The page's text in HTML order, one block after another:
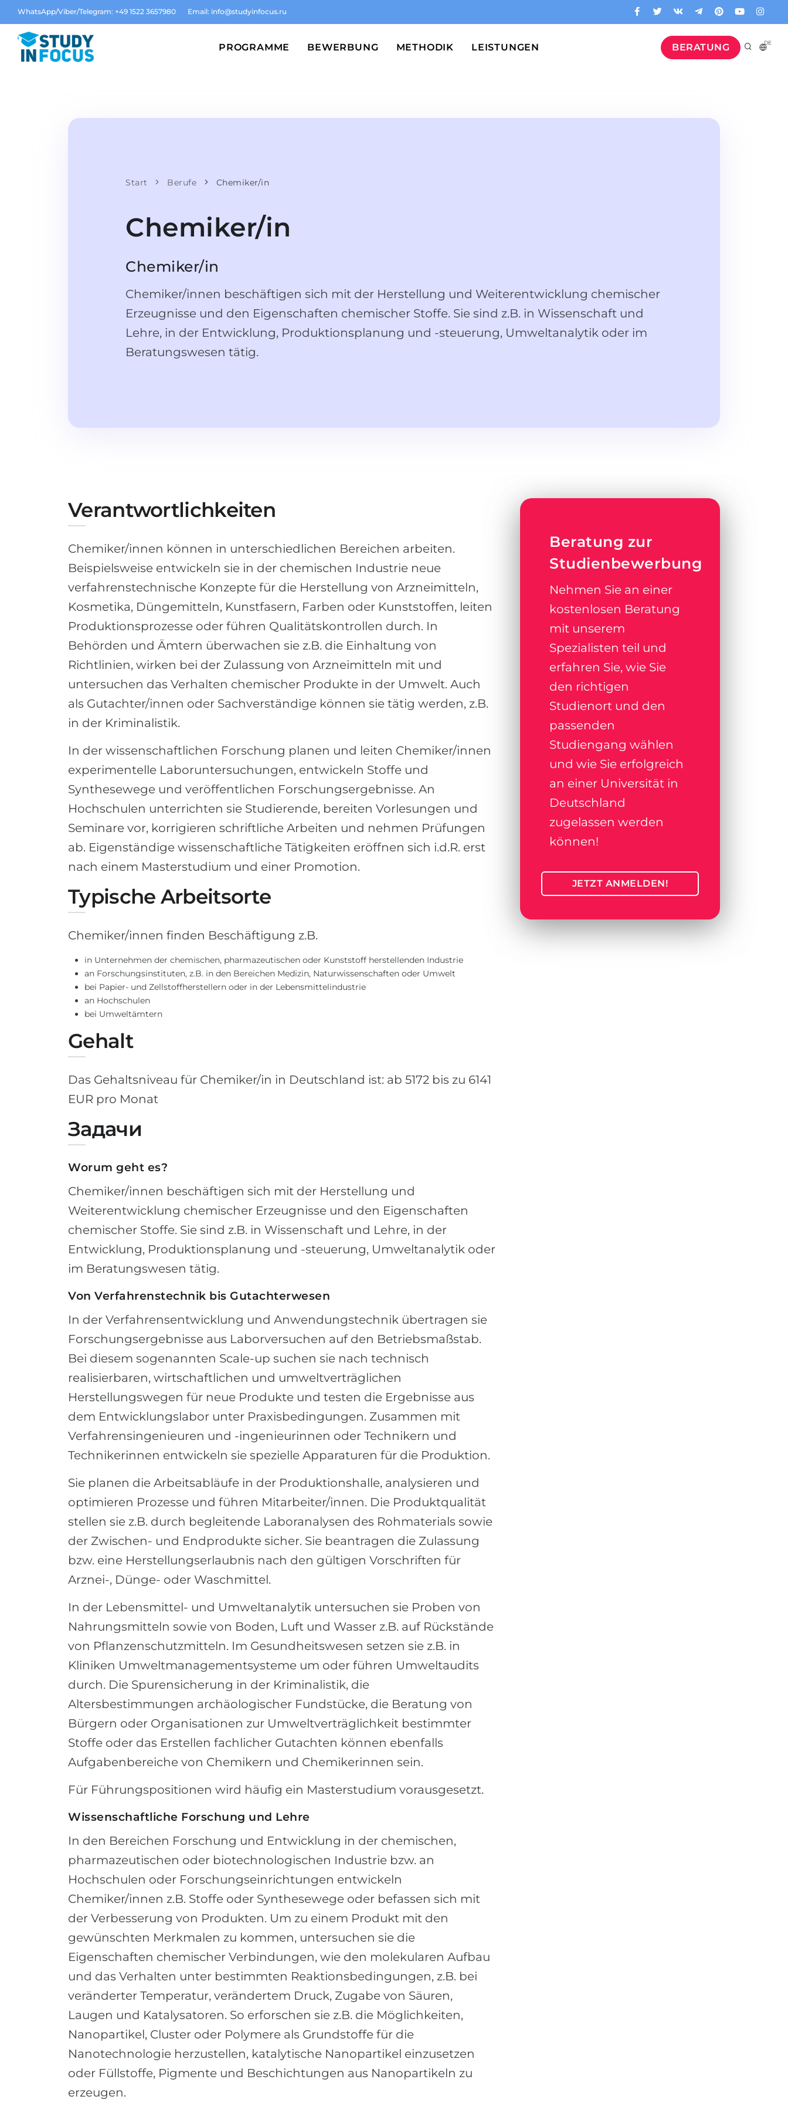
WhatsApp/Viber/Telegram: +49 1522 3657980 Email: info@studyinfocus.ru
BERATUNG DE
PROGRAMME BEWERBUNG METHODIK LEISTUNGEN
Start Berufe Chemiker/in
Chemiker/in
Chemiker/in
Chemiker/innen beschäftigen sich mit der Herstellung und Weiterentwicklung chemischer
Erzeugnisse und den Eigenschaften chemischer Stoffe. Sie sind z.B. in Wissenschaft und
Lehre, in der Entwicklung, Produktionsplanung und -steuerung, Umweltanalytik oder im
Beratungswesen tätig.
Verantwortlichkeiten
Chemiker/innen können in unterschiedlichen Bereichen arbeiten.
Beispielsweise entwickeln sie in der chemischen Industrie neue
verfahrenstechnische Konzepte für die Herstellung von Arzneimitteln,
Kosmetika, Düngemitteln, Kunstfasern, Farben oder Kunststoffen, leiten
Produktionsprozesse oder führen Qualitätskontrollen durch. In
Behörden und Ämtern überwachen sie z.B. die Einhaltung von
Richtlinien, wirken bei der Zulassung von Arzneimitteln mit und
untersuchen das Verhalten chemischer Produkte in der Umwelt. Auch
als Gutachter/innen oder Sachverständige können sie tätig werden, z.B.
in der Kriminalistik.
In der wissenschaftlichen Forschung planen und leiten Chemiker/innen
experimentelle Laboruntersuchungen, entwickeln Stoffe und
Synthesewege und veröffentlichen Forschungsergebnisse. An
Hochschulen unterrichten sie Studierende, bereiten Vorlesungen und
Seminare vor, korrigieren schriftliche Arbeiten und nehmen Prüfungen
ab. Eigenständige wissenschaftliche Tätigkeiten eröffnen sich i.d.R. erst
nach einem Masterstudium und einer Promotion.
Typische Arbeitsorte
Chemiker/innen finden Beschäftigung z.B.
in Unternehmen der chemischen, pharmazeutischen oder Kunststoff herstellenden Industrie
an Forschungsinstituten, z.B. in den Bereichen Medizin, Naturwissenschaften oder Umwelt
bei Papier- und Zellstoffherstellern oder in der Lebensmittelindustrie
an Hochschulen
bei Umweltämtern
Gehalt
Das Gehaltsniveau für Chemiker/in in Deutschland ist: ab 5172 bis zu 6141
EUR pro Monat
Задачи
Worum geht es?
Chemiker/innen beschäftigen sich mit der Herstellung und
Weiterentwicklung chemischer Erzeugnisse und den Eigenschaften
chemischer Stoffe. Sie sind z.B. in Wissenschaft und Lehre, in der
Entwicklung, Produktionsplanung und -steuerung, Umweltanalytik oder
im Beratungswesen tätig.
Von Verfahrenstechnik bis Gutachterwesen
In der Verfahrensentwicklung und Anwendungstechnik übertragen sie
Forschungsergebnisse aus Laborversuchen auf den Betriebsmaßstab.
Bei diesem sogenannten Scale-up suchen sie nach technisch
realisierbaren, wirtschaftlichen und umweltverträglichen
Herstellungswegen für neue Produkte und testen die Ergebnisse aus
dem Entwicklungslabor unter Praxisbedingungen. Zusammen mit
Verfahrensingenieuren und -ingenieurinnen oder Technikern und
Technikerinnen entwickeln sie spezielle Apparaturen für die Produktion.
Sie planen die Arbeitsabläufe in der Produktionshalle, analysieren und
optimieren Prozesse und führen Mitarbeiter/innen. Die Produktqualität
stellen sie z.B. durch begleitende Laboranalysen des Rohmaterials sowie
der Zwischen- und Endprodukte sicher. Sie beantragen die Zulassung
bzw. eine Herstellungserlaubnis nach den gültigen Vorschriften für
Arznei-, Dünge- oder Waschmittel.
In der Lebensmittel- und Umweltanalytik untersuchen sie Proben von
Nahrungsmitteln sowie von Boden, Luft und Wasser z.B. auf Rückstände
von Pflanzenschutzmitteln. Im Gesundheitswesen setzen sie z.B. in
Kliniken Umweltmanagementsysteme um oder führen Umweltaudits
durch. Die Spurensicherung in der Kriminalistik, die
Altersbestimmungen archäologischer Fundstücke, die Beratung von
Bürgern oder Organisationen zur Umweltverträglichkeit bestimmter
Stoffe oder das Erstellen fachlicher Gutachten können ebenfalls
Aufgabenbereiche von Chemikern und Chemikerinnen sein.
Für Führungspositionen wird häufig ein Masterstudium vorausgesetzt.
Wissenschaftliche Forschung und Lehre
In den Bereichen Forschung und Entwicklung in der chemischen,
pharmazeutischen oder biotechnologischen Industrie bzw. an
Hochschulen oder Forschungseinrichtungen entwickeln
Chemiker/innen z.B. Stoffe oder Synthesewege oder befassen sich mit
der Verbesserung von Produkten. Um zu einem Produkt mit den
gewünschten Merkmalen zu kommen, untersuchen sie die
Eigenschaften chemischer Verbindungen, wie den molekularen Aufbau
und das Verhalten unter bestimmten Reaktionsbedingungen, z.B. bei
veränderter Temperatur, verändertem Druck, Zugabe von Säuren,
Laugen und Katalysatoren. So erforschen sie z.B. die Möglichkeiten,
Nanopartikel, Cluster oder Polymere als Grundstoffe für die
Nanotechnologie herzustellen, katalytische Nanopartikel einzusetzen
oder Füllstoffe, Pigmente und Beschichtungen aus Nanopartikeln zu
erzeugen.
Beratung zur
Studienbewerbung
Nehmen Sie an einer
kostenlosen Beratung
mit unserem
Spezialisten teil und
erfahren Sie, wie Sie
den richtigen
Studienort und den
passenden
Studiengang wählen
und wie Sie erfolgreich
an einer Universität in
Deutschland
zugelassen werden
können!
JETZT ANMELDEN!